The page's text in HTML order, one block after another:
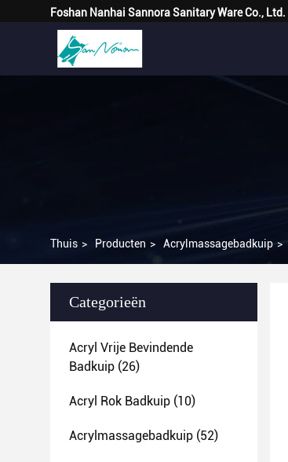
Foshan Nanhai Sannora Sanitary Ware Co., Ltd.
Thuis > Producten > Acrylmassagebadkuip >
Categorieën
Acryl Vrije Bevindende
Badkuip (26)
Acryl Rok Badkuip (10)
Acrylmassagebadkuip (52)